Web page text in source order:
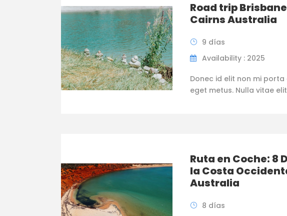
Road trip
Cairns Australia
9 días
Availability : 2025
Donec id elit non mi
eget metus. Nulla vitae
Ruta en Coche: 8
la Costa
Australia
8 días